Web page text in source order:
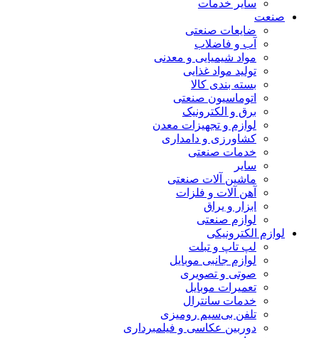
سایر خدمات
صنعت
ضایعات صنعتی
آب و فاضلاب
مواد شیمیایی و معدنی
تولید مواد غذایی
بسته بندی کالا
اتوماسیون صنعتی
برق و الکترونیک
لوازم و تجهیزات معدن
کشاورزی و دامداری
خدمات صنعتی
سایر
ماشین آلات صنعتی
آهن آلات و فلزات
ابزار و یراق
لوازم صنعتی
لوازم الکترونیکی
لپ تاپ و تبلت
لوازم جانبی موبایل
صوتی و تصویری
تعمیرات موبایل
خدمات سانترال
تلفن بی‌سیم رومیزی
دوربین عکاسی و فیلمبرداری